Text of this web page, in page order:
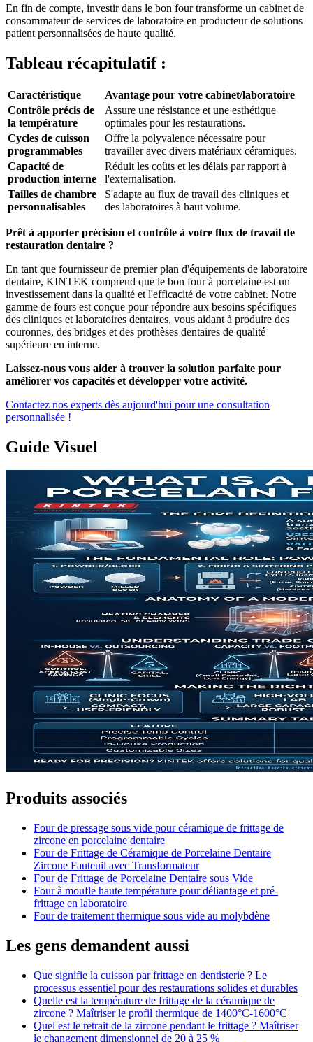
En fin de compte, investir dans le bon four transforme un cabinet de
consommateur de services de laboratoire en producteur de solutions
patient personnalisées de haute qualité.
Tableau récapitulatif :
Caractéristique
Avantage pour votre cabinet/laboratoire
Contrôle précis de
la température
Assure une résistance et une esthétique
optimales pour les restaurations.
Cycles de cuisson
programmables
Offre la polyvalence nécessaire pour
travailler avec divers matériaux céramiques.
Capacité de
production interne
Réduit les coûts et les délais par rapport à
l'externalisation.
Tailles de chambre
personnalisables
S'adapte au flux de travail des cliniques et
des laboratoires à haut volume.
Prêt à apporter précision et contrôle à votre flux de travail de
restauration dentaire ?
En tant que fournisseur de premier plan d'équipements de laboratoire
dentaire, KINTEK comprend que le bon four à porcelaine est un
investissement dans la qualité et l'efficacité de votre cabinet. Notre
gamme de fours est conçue pour répondre aux besoins spécifiques
des cliniques et laboratoires dentaires, vous aidant à produire des
couronnes, des bridges et des prothèses dentaires de qualité
supérieure en interne.
Laissez-nous vous aider à trouver la solution parfaite pour
améliorer vos capacités et développer votre activité.
Contactez nos experts dès aujourd'hui pour une consultation
personnalisée !
Guide Visuel
Produits associés
Four de pressage sous vide pour céramique de frittage de
zircone en porcelaine dentaire
Four de Frittage de Céramique de Porcelaine Dentaire
Zircone Fauteuil avec Transformateur
Four de Frittage de Porcelaine Dentaire sous Vide
Four à moufle haute température pour déliantage et pré-
frittage en laboratoire
Four de traitement thermique sous vide au molybdène
Les gens demandent aussi
Que signifie la cuisson par frittage en dentisterie ? Le
processus essentiel pour des restaurations solides et durables
Quelle est la température de frittage de la céramique de
zircone ? Maîtriser le profil thermique de 1400°C-1600°C
Quel est le retrait de la zircone pendant le frittage ? Maîtriser
le changement dimensionnel de 20 à 25 %